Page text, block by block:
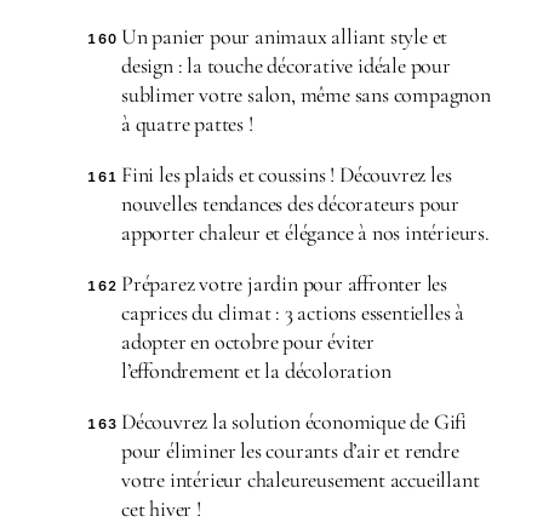
160 Un panier pour animaux alliant style et
design : la touche décorative idéale pour
sublimer votre salon, même sans compagnon
à quatre pattes !
161 Fini les plaids et coussins ! Découvrez les
nouvelles tendances des décorateurs pour
apporter chaleur et élégance à nos intérieurs.
162 Préparez votre jardin pour affronter les
caprices du climat : 3 actions essentielles à
adopter en octobre pour éviter
l’effondrement et la décoloration
163 Découvrez la solution économique de Gifi
pour éliminer les courants d’air et rendre
votre intérieur chaleureusement accueillant
cet hiver !